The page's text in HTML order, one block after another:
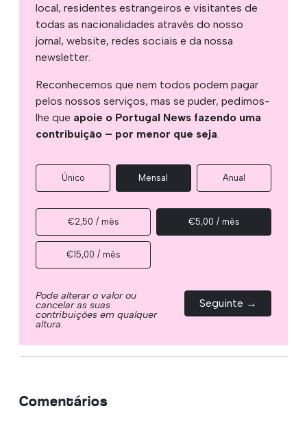
local, residentes estrangeiros e visitantes de
todas as nacionalidades através do nosso
jornal, website, redes sociais e da nossa
newsletter.
Reconhecemos que nem todos podem pagar
pelos nossos serviços, mas se puder, pedimos-
lhe que apoie o Portugal News fazendo uma
contribuição – por menor que seja.
Único Mensal Anual
€2,50 / mês €5,00 / mês
€15,00 / mês
Pode alterar o valor ou
cancelar as suas
contribuições em qualquer
altura.
Seguinte →
Comentários